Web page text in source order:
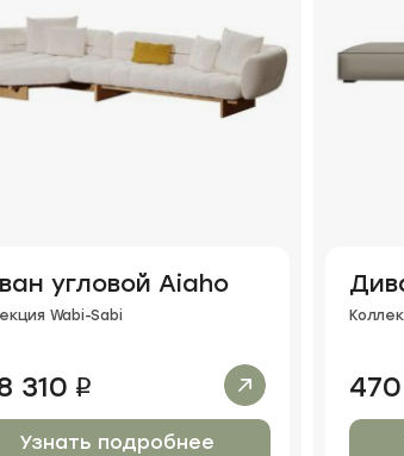
угловой Aiaho
Wabi-Sabi
310 i
Узнать подробнее